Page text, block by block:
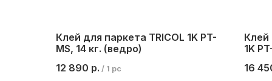
Клей для паркета TRICOL 1K PT-
MS, 14 кг. (ведро)
12 890 р. / 1 pc
Клей
1K
16